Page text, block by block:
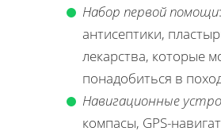
Набор первой помощи
антисептики,
лекарства, которые
понадобиться в
Навигационные
компасы, GPS-